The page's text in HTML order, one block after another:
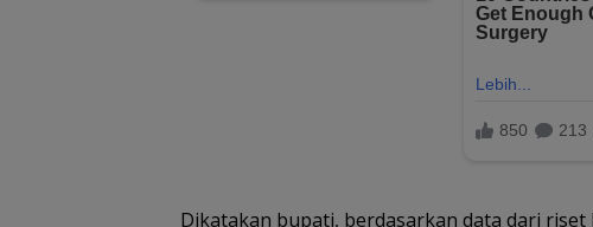
Dikatakan bupati, berdasarkan data dari